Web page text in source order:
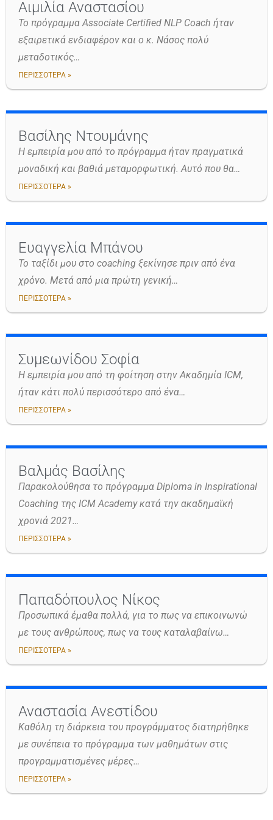
Αιμιλία Αναστασίου
Το πρόγραμμα Associate Certified NLP Coach ήταν
εξαιρετικά ενδιαφέρον και ο κ. Νάσος πολύ
μεταδοτικός…
ΠΕΡΙΣΣΟΤΕΡΑ »
Βασίλης Ντουμάνης
Η εμπειρία μου από το πρόγραμμα ήταν πραγματικά
μοναδική και βαθιά μεταμορφωτική. Αυτό που θα…
ΠΕΡΙΣΣΟΤΕΡΑ »
Ευαγγελία Μπάνου
Το ταξίδι μου στο coaching ξεκίνησε πριν από ένα
χρόνο. Μετά από μια πρώτη γενική…
ΠΕΡΙΣΣΟΤΕΡΑ »
Συμεωνίδου Σοφία
Η εμπειρία μου από τη φοίτηση στην Ακαδημία ICM,
ήταν κάτι πολύ περισσότερο από ένα…
ΠΕΡΙΣΣΟΤΕΡΑ »
Βαλμάς Βασίλης
Παρακολούθησα το πρόγραμμα Diploma in Inspirational
Coaching της ICM Academy κατά την ακαδημαϊκή
χρονιά 2021…
ΠΕΡΙΣΣΟΤΕΡΑ »
Παπαδόπουλος Νίκος
Προσωπικά έμαθα πολλά, για το πως να επικοινωνώ
με τους ανθρώπους, πως να τους καταλαβαίνω…
ΠΕΡΙΣΣΟΤΕΡΑ »
Αναστασία Ανεστίδου
Καθόλη τη διάρκεια του προγράμματος διατηρήθηκε
με συνέπεια το πρόγραμμα των μαθημάτων στις
προγραμματισμένες μέρες…
ΠΕΡΙΣΣΟΤΕΡΑ »